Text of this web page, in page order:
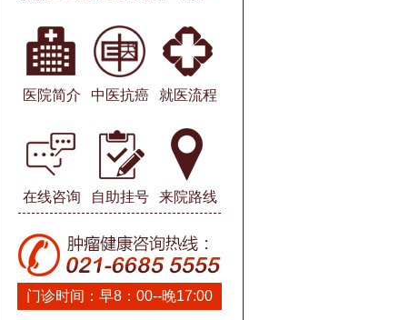
医院简介 中医抗癌 就医流程
在线咨询 自助挂号 来院路线
门诊时间：早8：00--晚17:00